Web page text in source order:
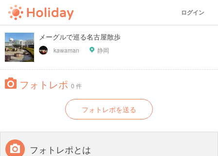
ログイン
メーグルで巡る名古屋散歩
kawaman 静岡
フォトレポ 0 件
フォトレポを送る
フォトレポとは